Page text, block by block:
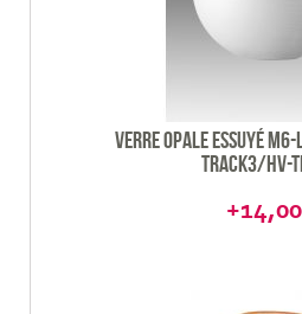
Verre opale essuyé
Track3/HV-